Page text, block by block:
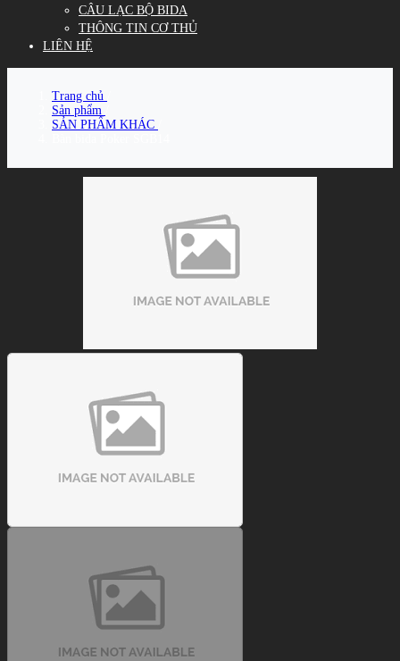
CÂU LẠC BỘ BIDA
THÔNG TIN CƠ THỦ
LIÊN HỆ
Trang chủ
Sản phẩm
SẢN PHẨM KHÁC